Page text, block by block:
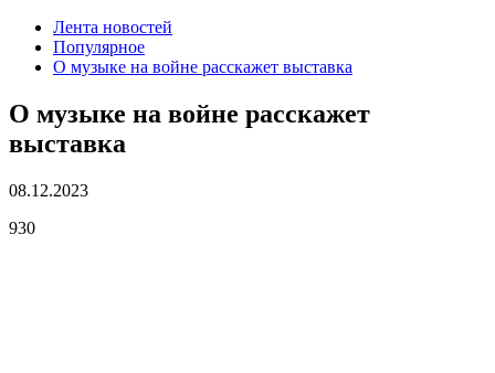
Лента новостей
Популярное
О музыке на войне расскажет выставка
О музыке на войне расскажет
выставка
08.12.2023
930